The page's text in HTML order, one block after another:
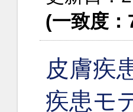
(一致度：
皮膚疾
疾患モ